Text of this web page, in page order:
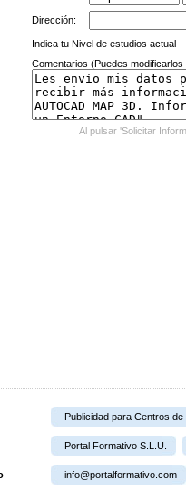
Dirección:
Indica tu Nivel de estudios actual
Comentarios (Puedes modificarlos
Al pulsar 'Solicitar
Publicidad para Centros
Portal Formativo S.L.U.
info@portalformativo.com